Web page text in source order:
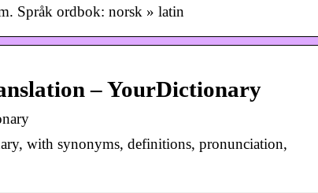
Språk ordbok: norsk » latin
– YourDictionary
with synonyms, definitions, pronunciation,